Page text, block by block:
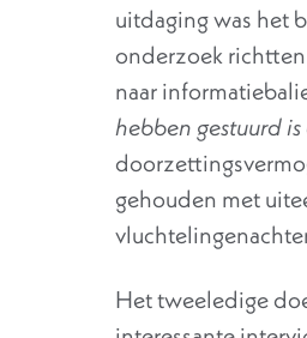
uitdaging was het
onderzoek
naar
hebben gestuurd
gehouden met
Het tweeledige